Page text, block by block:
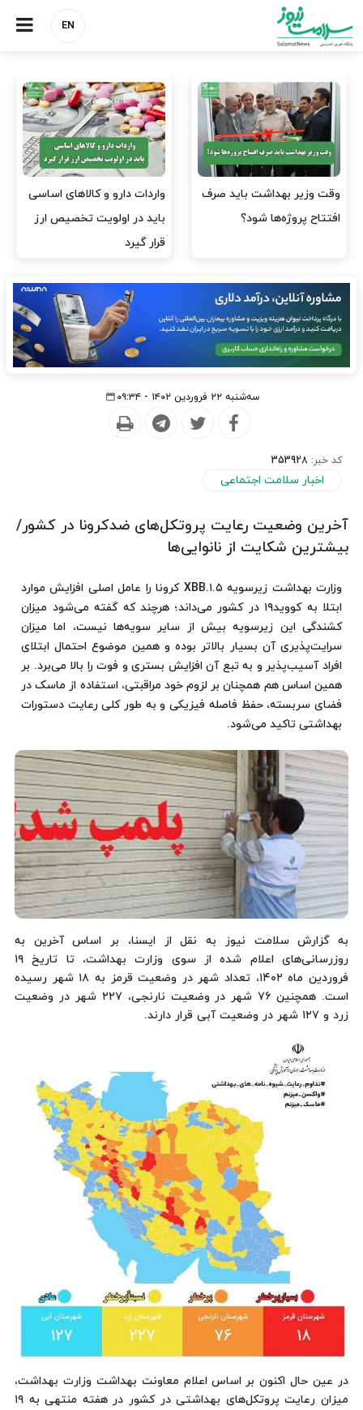
EN
وقت وزیر بهداشت باید صرف
افتتاح پروژه‌ها شود؟
واردات دارو و کالاهای اساسی
باید در اولویت تخصیص ارز
قرار گیرد
سه‌شنبه ۲۲ فروردین ۱۴۰۲ - ۰۹:۳۴
کد خبر: 353928
اخبار سلامت اجتماعی
آخرین وضعیت رعایت پروتکل‌های ضدکرونا در کشور/
بیشترین شکایت از نانوایی‌ها
وزارت بهداشت زیرسویه XBB.۱.۵ کرونا را عامل اصلی افزایش موارد
ابتلا به کووید۱۹ در کشور می‌داند؛ هرچند که گفته می‌شود میزان
کشندگی این زیرسویه بیش از سایر سویه‌ها نیست، اما میزان
سرایت‌پذیری آن بسیار بالاتر بوده و همین موضوع احتمال ابتلای
افراد آسیب‌پذیر و به تبع آن افزایش بستری و فوت را بالا می‌برد. بر
همین اساس هم همچنان بر لزوم خود مراقبتی، استفاده از ماسک در
فضای سربسته، حفظ فاصله فیزیکی و به طور کلی رعایت دستورات
بهداشتی تاکید می‌شود.
به گزارش سلامت نیوز به نقل از ایسنا، بر اساس آخرین به
روزرسانی‌های اعلام شده از سوی وزارت بهداشت، تا تاریخ ۱۹
فروردین ماه ۱۴۰۲، تعداد شهر در وضعیت قرمز به ۱۸ شهر رسیده
است. همچنین ۷۶ شهر در وضعیت نارنجی، ۲۲۷ شهر در وضعیت
زرد و ۱۲۷ شهر در وضعیت آبی قرار دارند.
در عین حال اکنون بر اساس اعلام معاونت بهداشت وزارت بهداشت،
میزان رعایت پروتکل‌های بهداشتی در کشور در هفته منتهی به ۱۹